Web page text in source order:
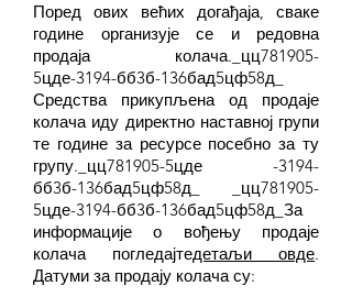
Поред ових већих догађаја, сваке
године организује се и редовна
продаја колача._цц781905-
5цде-3194-бб3б-136бад5цф58д_
Средства прикупљена од продаје
колача иду директно наставној групи
те године за ресурсе посебно за ту
групу._цц781905-5цде -3194-
бб3б-136бад5цф58д_ _цц781905-
5цде-3194-бб3б-136бад5цф58д_За
информације о вођењу продаје
колача погледајтедетаљи овде.
Датуми за продају колача су: